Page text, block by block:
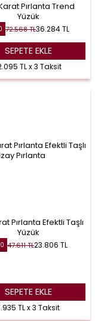
Pırlanta Trend
Yüzük
72.568TL36.284TL
SEPETE EKLE
TL x 3 Taksit
Pırlanta Efektli Taşlı
Yüzük
47.611TL23.806 TL
SEPETE EKLE
TL x 3 Taksit